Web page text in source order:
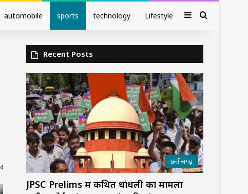
automobile sports technology Lifestyle SidebarSearch
4
Recent Posts
छत्तीसगढ़
JPSC Prelims में कथित धांधली का मामला